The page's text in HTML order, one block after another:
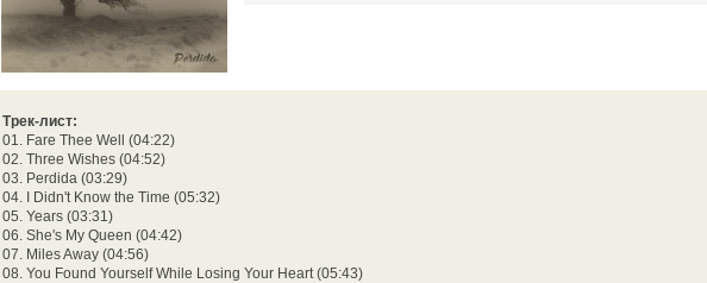
Трек-лист:
01. Fare Thee Well (04:22)
02. Three Wishes (04:52)
03. Perdida (03:29)
04. I Didn't Know the Time (05:32)
05. Years (03:31)
06. She's My Queen (04:42)
07. Miles Away (04:56)
08. You Found Yourself While Losing Your Heart (05:43)